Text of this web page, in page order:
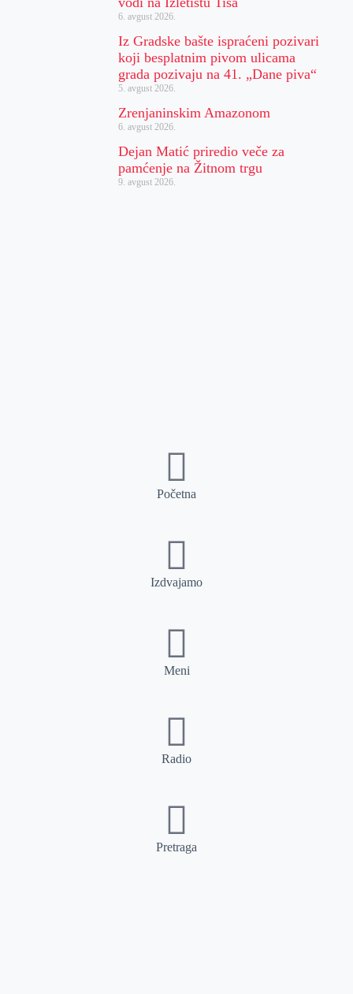
6. avgust 2026.
Iz Gradske bašte ispraćeni pozivari
koji besplatnim pivom ulicama
grada pozivaju na 41. „Dane piva“
5. avgust 2026.
Zrenjaninskim Amazonom
6. avgust 2026.
Dejan Matić priredio veče za
pamćenje na Žitnom trgu
9. avgust 2026.
Početna
Izdvajamo
Meni
Radio
Pretraga